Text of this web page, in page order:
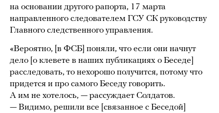
на основании другого рапорта, 17 марта
направленного следователем ГСУ СК руководству
Главного следственного управления.
«Вероятно, [в ФСБ] поняли, что если они начнут
дело [о клевете в наших публикациях о Беседе]
расследовать, то нехорошо получится, потому что
придется и про самого Беседу говорить.
А им не хотелось, — рассуждает Солдатов.
— Видимо, решили все [связанное с Беседой]